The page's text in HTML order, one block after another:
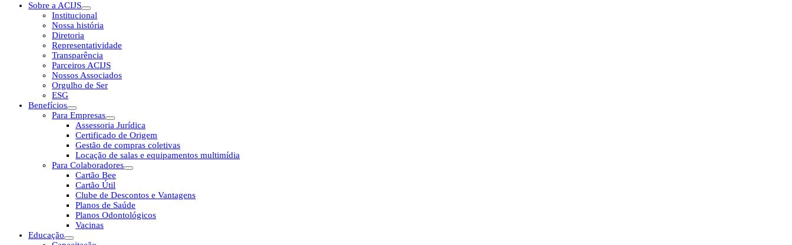
Sobre a ACIJS
Institucional
Nossa história
Diretoria
Representatividade
Transparência
Parceiros ACIJS
Nossos Associados
Orgulho de Ser
ESG
Benefícios
Para Empresas
Assessoria Jurídica
Certificado de Origem
Gestão de compras coletivas
Locação de salas e equipamentos multimídia
Para Colaboradores
Cartão Bee
Cartão Útil
Clube de Descontos e Vantagens
Planos de Saúde
Planos Odontológicos
Vacinas
Educação